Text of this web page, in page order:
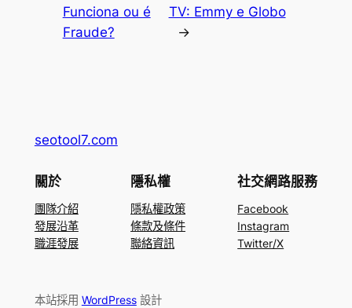
Funciona ou é
Fraude?
TV: Emmy e Globo
→
seotool7.com
關於
團隊介紹
發展沿革
職涯發展
隱私權
隱私權政策
條款及條件
聯絡資訊
社交網路服務
Facebook
Instagram
Twitter/X
本站採用 WordPress設計